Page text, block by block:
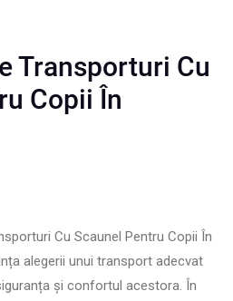
Transporturi Cu
Copii În
Cu Scaunel Pentru Copii În
alegerii unui transport adecvat
și confortul acestora. În